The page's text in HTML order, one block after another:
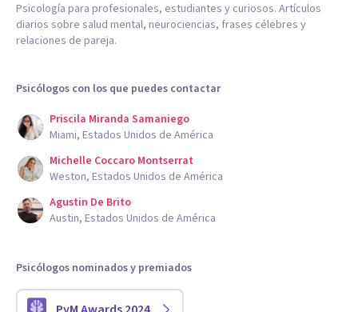
Psicología para profesionales, estudiantes y curiosos. Artículos
diarios sobre salud mental, neurociencias, frases célebres y
relaciones de pareja.
Psicólogos con los que puedes contactar
Priscila Miranda Samaniego
Miami, Estados Unidos de América
Michelle Coccaro Montserrat
Weston, Estados Unidos de América
Agustin De Brito
Austin, Estados Unidos de América
Psicólogos nominados y premiados